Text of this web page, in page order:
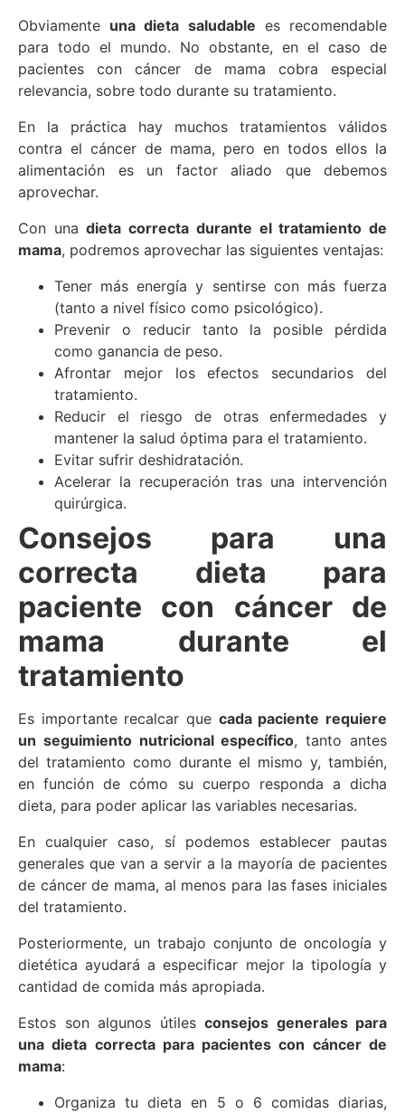
Obviamente una dieta saludable es recomendable
para todo el mundo. No obstante, en el caso de
pacientes con cáncer de mama cobra especial
relevancia, sobre todo durante su tratamiento.
En la práctica hay muchos tratamientos válidos
contra el cáncer de mama, pero en todos ellos la
alimentación es un factor aliado que debemos
aprovechar.
Con unadieta correcta durante el tratamiento de
mama, podremos aprovechar las siguientes ventajas:
Tener más energía y sentirse con más fuerza
(tanto a nivel físico como psicológico).
Prevenir o reducir tanto la posible pérdida
como ganancia de peso.
Afrontar mejor los efectos secundarios del
tratamiento.
Reducir el riesgo de otras enfermedades y
mantener la salud óptima para el tratamiento.
Evitar sufrir deshidratación.
Acelerar la recuperación tras una intervención
quirúrgica.
Consejos para una
correcta dieta para
paciente con cáncer de
mama durante el
tratamiento
Es importante recalcar que cada paciente requiere
un seguimiento nutricional específico, tanto antes
del tratamiento como durante el mismo y, también,
en función de cómo su cuerpo responda a dicha
dieta, para poder aplicar las variables necesarias.
En cualquier caso, sí podemos establecer pautas
generales que van a servir a la mayoría de pacientes
de cáncer de mama, al menos para las fases iniciales
del tratamiento.
Posteriormente, un trabajo conjunto de oncología y
dietética ayudará a especificar mejor la tipología y
cantidad de comida más apropiada.
Estos son algunos útiles consejos generales para
una dieta correcta para pacientes con cáncer de
mama:
Organiza tu dieta en 5 o 6 comidas diarias,